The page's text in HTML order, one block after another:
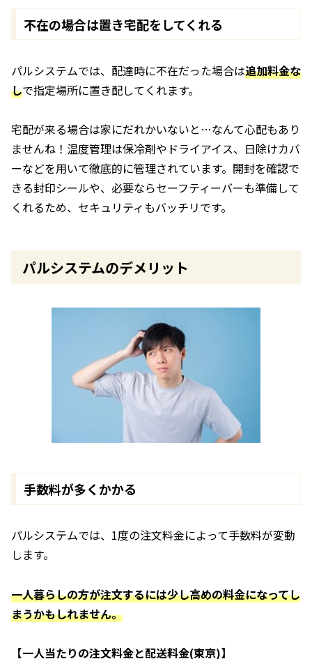
不在の場合は置き宅配をしてくれる
パルシステムでは、配達時に不在だった場合は追加料金な
しで指定場所に置き配してくれます。
宅配が来る場合は家にだれかいないと…なんて心配もあり
ませんね！温度管理は保冷剤やドライアイス、日除けカバ
ーなどを用いて徹底的に管理されています。開封を確認で
きる封印シールや、必要ならセーフティーバーも準備して
くれるため、セキュリティもバッチリです。
パルシステムのデメリット
手数料が多くかかる
パルシステムでは、1度の注文料金によって手数料が変動
します。
一人暮らしの方が注文するには少し高めの料金になってし
まうかもしれません。
【一人当たりの注文料金と配送料金(東京)】